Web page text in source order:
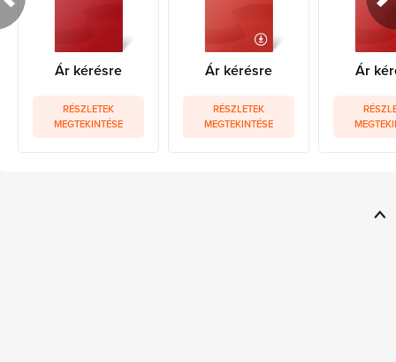
Ár kérésre
RÉSZLETEK
MEGTEKINTÉSE
Ár kérésre
RÉSZLETEK
MEGTEKINTÉSE
Ár